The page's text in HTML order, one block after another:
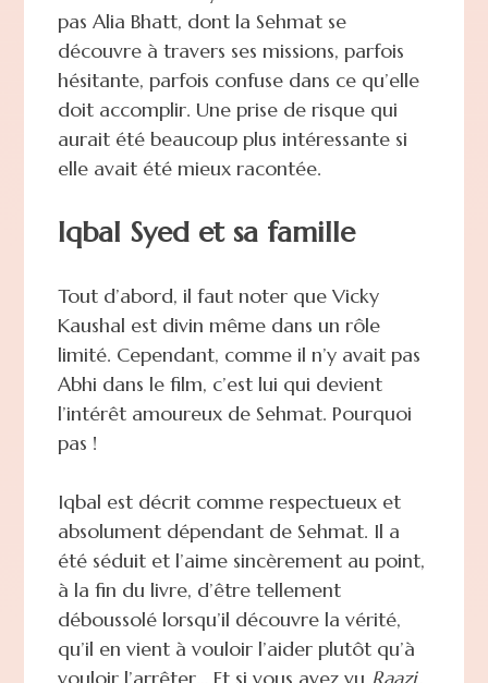
pas Alia Bhatt, dont la Sehmat se
découvre à travers ses missions, parfois
hésitante, parfois confuse dans ce qu’elle
doit accomplir. Une prise de risque qui
aurait été beaucoup plus intéressante si
elle avait été mieux racontée.
Iqbal Syed et sa famille
Tout d’abord, il faut noter que Vicky
Kaushal est divin même dans un rôle
limité. Cependant, comme il n’y avait pas
Abhi dans le film, c’est lui qui devient
l’intérêt amoureux de Sehmat. Pourquoi
pas !
Iqbal est décrit comme respectueux et
absolument dépendant de Sehmat. Il a
été séduit et l’aime sincèrement au point,
à la fin du livre, d’être tellement
déboussolé lorsqu’il découvre la vérité,
qu’il en vient à vouloir l’aider plutôt qu’à